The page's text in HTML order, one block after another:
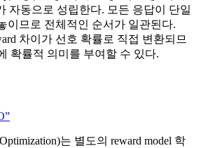
자동으로 성립한다. 모든 응답이 단일
이므로 전체적인 순서가 일관된다.
차이가 선호 확률로 직접 변환되므
확률적 의미를 부여할 수 있다.
는 별도의 reward model 학